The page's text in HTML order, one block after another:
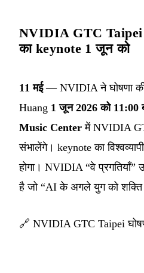
NVIDIA GTC
का keynote 1 जून को
11 मई— NVIDIA ने घोषणा
Huang 1 जून 2026 को
Music Center में NVIDIA
संभालेंगे। keynote का
होगा। NVIDIA “वे प्रगतियाँ”
है जो “AI के अगले युग को शक्ति
🔗 NVIDIA GTC Taipei